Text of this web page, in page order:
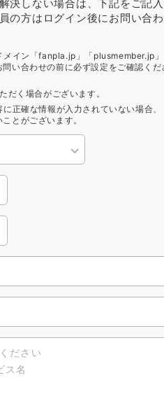
決しない場合は、下記をご記入
の方はログイン後にお問い合わ
イン「fanpla.jp」「plusmember.jp」
い合わせの前に必ず設定をご確認くだ
だく場合がございます。
正確な情報が入力されていない場合、
とがございます。